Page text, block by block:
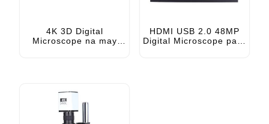
4K 3D Digital
Microscope na may
HDMI USB 2.0 48MP
Digital Microscope para